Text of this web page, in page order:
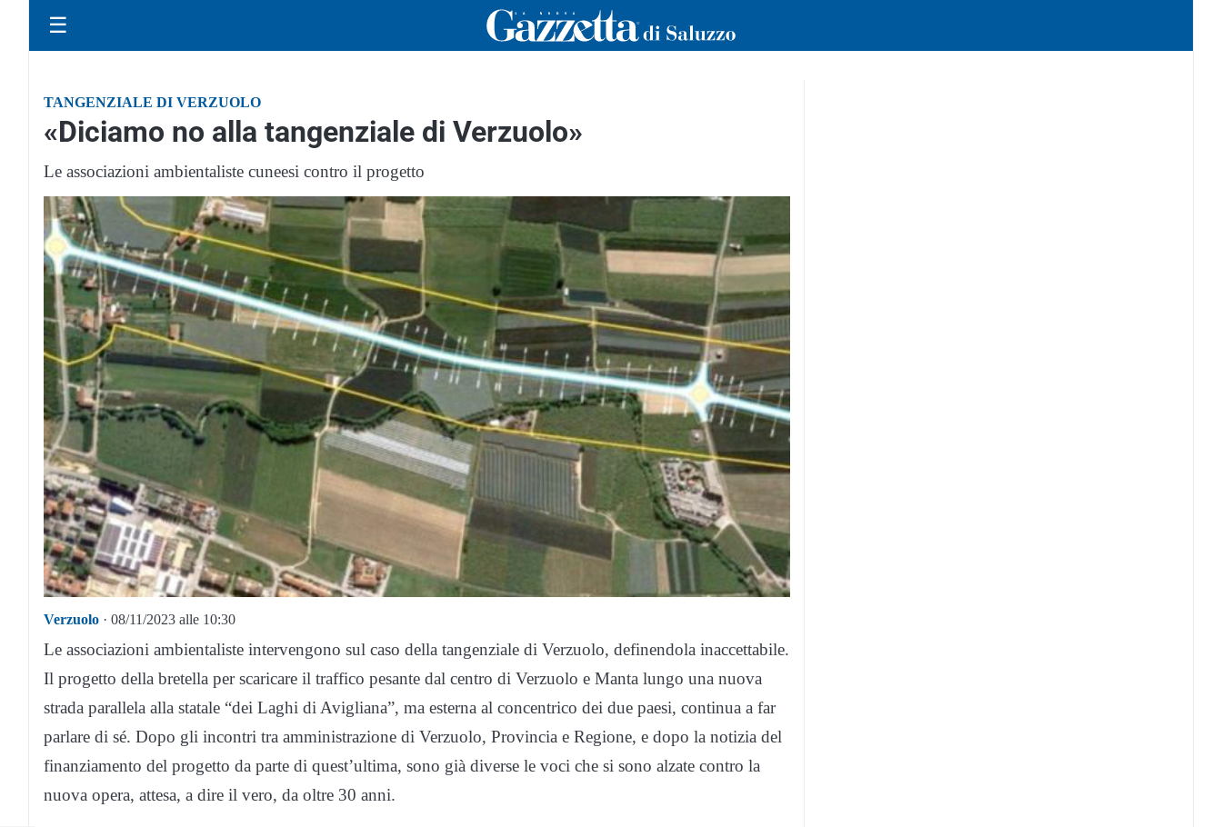
☰
TANGENZIALE DI VERZUOLO
«Diciamo no alla tangenziale di Verzuolo»
Le associazioni ambientaliste cuneesi contro il progetto
Verzuolo · 08/11/2023 alle 10:30
Le associazioni ambientaliste intervengono sul caso della tangenziale di Verzuolo, definendola inaccettabile.
Il progetto della bretella per scaricare il traffico pesante dal centro di Verzuolo e Manta lungo una nuova
strada parallela alla statale “dei Laghi di Avigliana”, ma esterna al concentrico dei due paesi, continua a far
parlare di sé. Dopo gli incontri tra amministrazione di Verzuolo, Provincia e Regione, e dopo la notizia del
finanziamento del progetto da parte di quest’ultima, sono già diverse le voci che si sono alzate contro la
nuova opera, attesa, a dire il vero, da oltre 30 anni.